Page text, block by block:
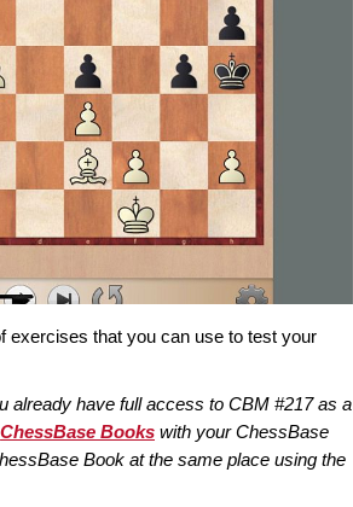
exercises that you can use to test your
already have full access to CBM #217 as a
ChessBase Books with your ChessBase
Book at the same place using the